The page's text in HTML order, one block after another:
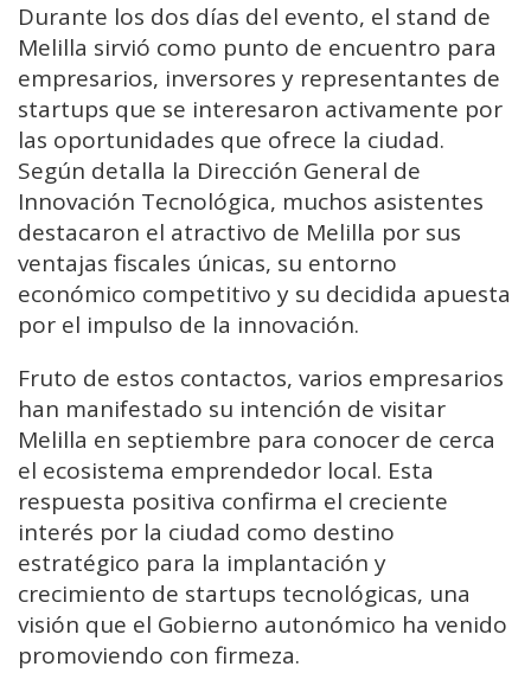
Durante los dos días del evento, el stand de
Melilla sirvió como punto de encuentro para
empresarios, inversores y representantes de
startups que se interesaron activamente por
las oportunidades que ofrece la ciudad.
Según detalla la Dirección General de
Innovación Tecnológica, muchos asistentes
destacaron el atractivo de Melilla por sus
ventajas fiscales únicas, su entorno
económico competitivo y su decidida apuesta
por el impulso de la innovación.
Fruto de estos contactos, varios empresarios
han manifestado su intención de visitar
Melilla en septiembre para conocer de cerca
el ecosistema emprendedor local. Esta
respuesta positiva confirma el creciente
interés por la ciudad como destino
estratégico para la implantación y
crecimiento de startups tecnológicas, una
visión que el Gobierno autonómico ha venido
promoviendo con firmeza.